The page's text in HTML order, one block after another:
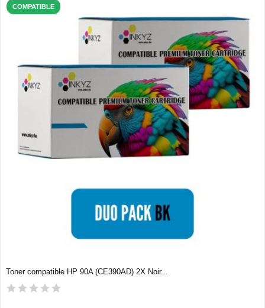
COMPATIBLE
Toner compatible HP 90A (CE390AD) 2X Noir...